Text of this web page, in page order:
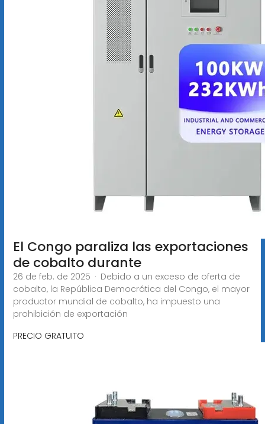
El Congo paraliza las exportaciones
de cobalto durante
26 de feb. de 2025 · Debido a un exceso de oferta de
cobalto, la República Democrática del Congo, el mayor
productor mundial de cobalto, ha impuesto una
prohibición de exportación
PRECIO GRATUITO